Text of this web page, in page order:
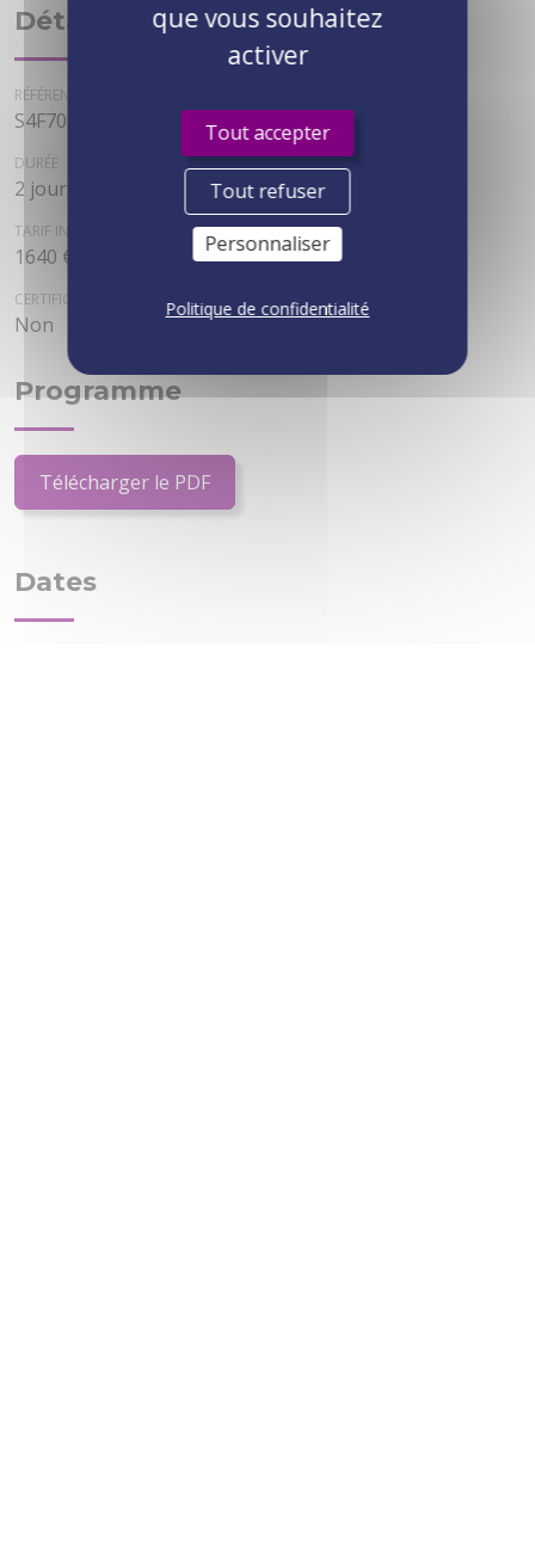
Détails
RÉFÉRENCE
S4F70
DURÉE
2 jours
TARIF INTER
1640 € HT
CERTIFICATION
Non
Programme
Télécharger le PDF
Dates
que vous souhaitez
activer
Tout accepter
Tout refuser
Personnaliser
Politique de confidentialité